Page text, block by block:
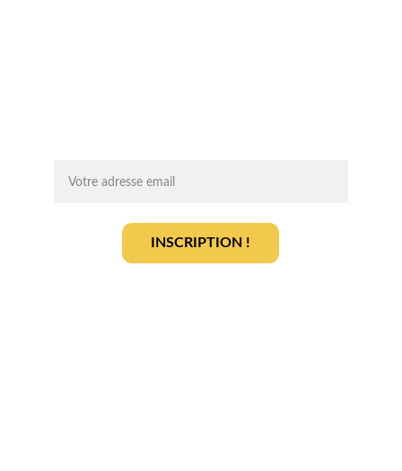
INSCRIPTION !